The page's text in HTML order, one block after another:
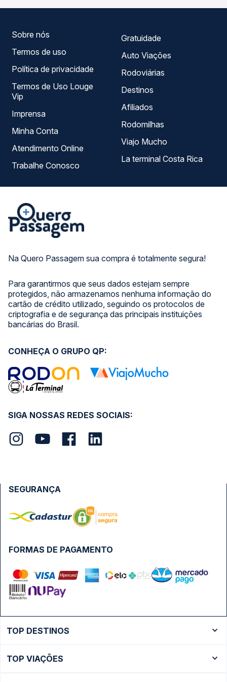
Na Quero Passagem sua compra é totalmente segura!
Para garantirmos que seus dados estejam sempre
protegidos, não armazenamos nenhuma informação do
cartão de crédito utilizado, seguindo os protocolos de
criptografia e de segurança das principais instituições
bancárias do Brasil.
Sobre nós
Termos de uso
Política de privacidade
Termos de Uso Louge
Vip
Imprensa
Minha Conta
Atendimento Online
Trabalhe Conosco
Gratuidade
Auto Viações
Rodoviárias
Destinos
Afiliados
Rodomilhas
Viajo Mucho
La terminal Costa Rica
SIGA NOSSAS REDES SOCIAIS:
CONHEÇA O GRUPO QP:
FORMAS DE PAGAMENTO
SEGURANÇA
TOP DESTINOS
Ônibus São Paulo
TOP VIAÇÕES